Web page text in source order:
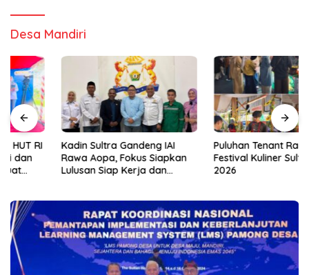
Desa Mandiri
Kadin Sultra Gandeng IAI
Rawa Aopa, Fokus Siapkan
Lulusan Siap Kerja dan
Puluhan Tenant Ramaikan
Festival Kuliner Sultra Maimo
2026